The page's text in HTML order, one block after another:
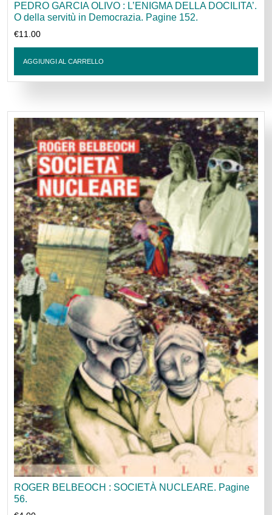
PEDRO GARCIA OLIVO : L’ENIGMA DELLA DOCILITA’.
O della servitù in Democrazia. Pagine 152.
€11.00
AGGIUNGI AL CARRELLO
ROGER BELBEOCH : SOCIETÀ NUCLEARE. Pagine
56.